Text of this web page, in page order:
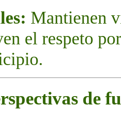
Mantienen
el respeto
de